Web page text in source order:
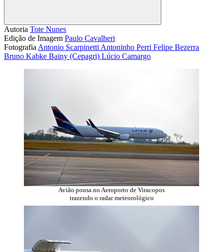
Compartilhar
Autoria Tote Nunes
Edição de Imagem Paulo Cavalheri
Fotografia Antonio Scarpinetti Antoninho Perri Felipe Bezerra
Bruno Kabke Bainy (Cepagri) Lúcio Camargo
Avião pousa no Aeroporto de Viracopos
trazendo o radar meteorológico